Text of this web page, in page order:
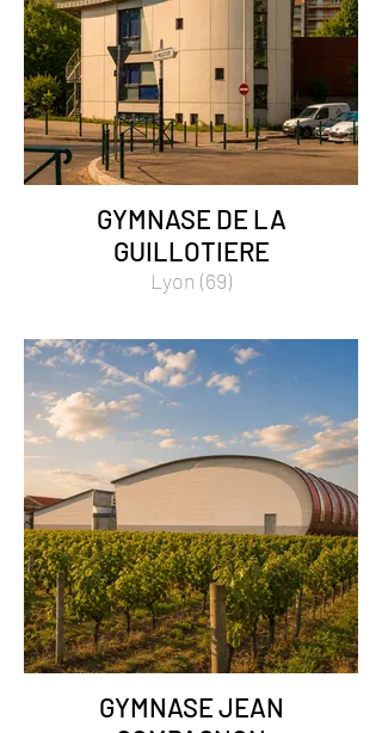
GYMNASE DE LA
GUILLOTIERE
Lyon (69)
GYMNASE JEAN